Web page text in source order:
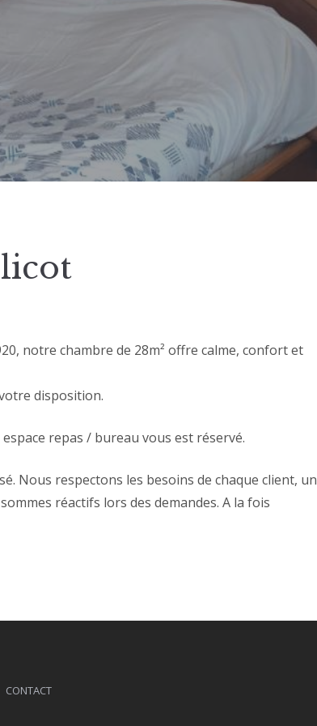
notre chambre de 28m² offre calme, confort et
disposition.
repas / bureau vous est réservé.
Nous respectons les besoins de chaque client, un
réactifs lors des demandes. A la fois
CONTACT